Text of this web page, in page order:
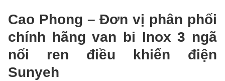
Cao Phong – Đơn vị phân phối
chính hãng van bi Inox 3 ngã
nối ren điều khiển điện
Sunyeh